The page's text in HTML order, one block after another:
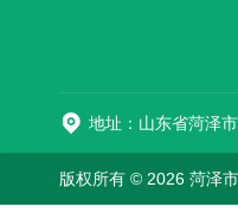
地址：山东省菏泽
版权所有 © 2026 菏泽